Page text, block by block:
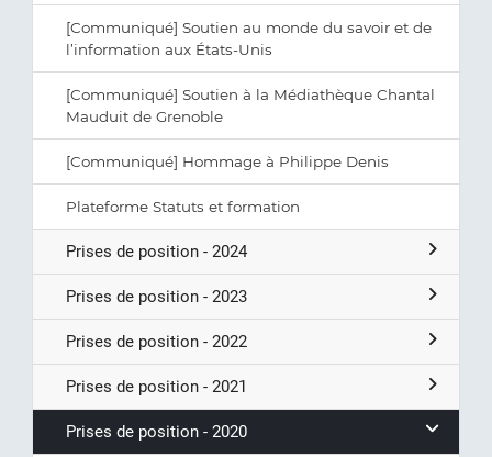
[Communiqué] Soutien au monde du savoir et de
l’information aux États-Unis
[Communiqué] Soutien à la Médiathèque Chantal
Mauduit de Grenoble
[Communiqué] Hommage à Philippe Denis
Plateforme Statuts et formation
Prises de position - 2024
Prises de position - 2023
Prises de position - 2022
Prises de position - 2021
Prises de position - 2020